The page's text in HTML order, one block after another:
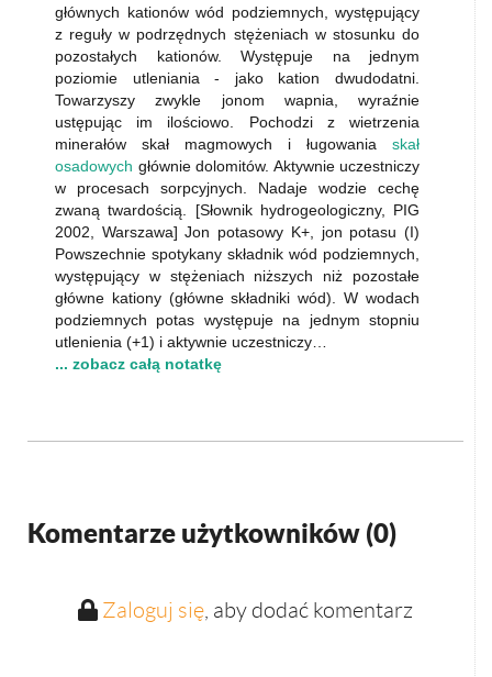
głównych kationów wód podziemnych, występujący
z reguły w podrzędnych stężeniach w stosunku do
pozostałych kationów. Występuje na jednym
poziomie utleniania - jako kation dwudodatni.
Towarzyszy zwykle jonom wapnia, wyraźnie
ustępując im ilościowo. Pochodzi z wietrzenia
minerałów skał magmowych i ługowania skał
osadowych głównie dolomitów. Aktywnie uczestniczy
w procesach sorpcyjnych. Nadaje wodzie cechę
zwaną twardością. [Słownik hydrogeologiczny, PIG
2002, Warszawa] Jon potasowy K+, jon potasu (I)
Powszechnie spotykany składnik wód podziemnych,
występujący w stężeniach niższych niż pozostałe
główne kationy (główne składniki wód). W wodach
podziemnych potas występuje na jednym stopniu
utlenienia (+1) i aktywnie uczestniczy…
... zobacz całą notatkę
Komentarze użytkowników (0)
Zaloguj się, aby dodać komentarz